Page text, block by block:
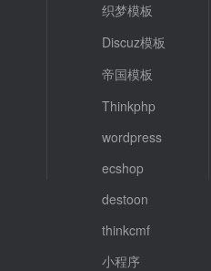
织梦模板
Discuz模板
帝国模板
Thinkphp
wordpress
ecshop
destoon
thinkcmf
小程序